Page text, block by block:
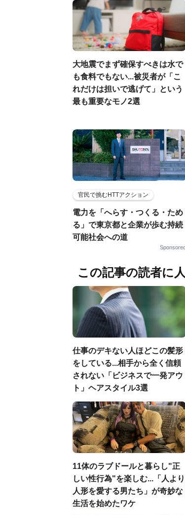
大地震でまず確保すべきは水で
も食料でもない...被災者が「こ
れだけは担いで逃げて」という
最も重要なモノ2選
官民で挑むHTTアクション
電力を「へらす・つくる・ため
る」で東京都と企業が歩む持続
可能社会への道
この記事の読者に
仕事のデキない人ほどこの髪形
をしている...相手から全く信頼
されない「ビジネスで一発アウ
ト」ヘアスタイル3選
11体のラブドールと暮らし"正
しい性行為"を楽しむ...「人より
人形を愛する男たち」が奇妙な
生活を始めたワケ